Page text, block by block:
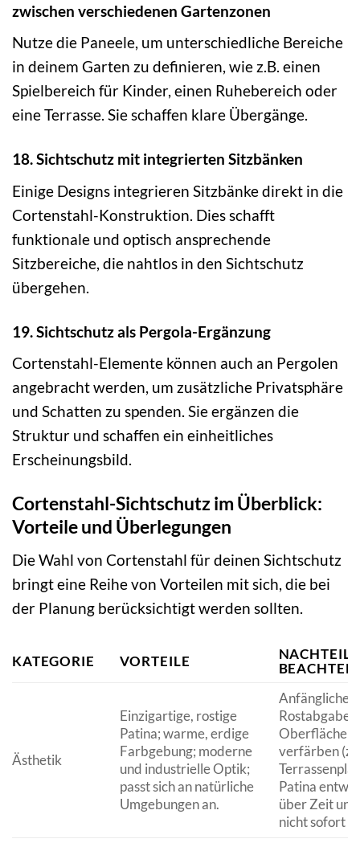
zwischen verschiedenen Gartenzonen
Nutze die Paneele, um unterschiedliche Bereiche
in deinem Garten zu definieren, wie z.B. einen
Spielbereich für Kinder, einen Ruhebereich oder
eine Terrasse. Sie schaffen klare Übergänge.
18. Sichtschutz mit integrierten Sitzbänken
Einige Designs integrieren Sitzbänke direkt in die
Cortenstahl-Konstruktion. Dies schafft
funktionale und optisch ansprechende
Sitzbereiche, die nahtlos in den Sichtschutz
übergehen.
19. Sichtschutz als Pergola-Ergänzung
Cortenstahl-Elemente können auch an Pergolen
angebracht werden, um zusätzliche Privatsphäre
und Schatten zu spenden. Sie ergänzen die
Struktur und schaffen ein einheitliches
Erscheinungsbild.
Cortenstahl-Sichtschutz im Überblick:
Vorteile und Überlegungen
Die Wahl von Cortenstahl für deinen Sichtschutz
bringt eine Reihe von Vorteilen mit sich, die bei
der Planung berücksichtigt werden sollten.
KATEGORIE VORTEILE
BEACHTEN
Ästhetik
Einzigartige, rostige
Patina; warme, erdige
Farbgebung; moderne
und industrielle Optik;
passt sich an natürliche
Umgebungen an.
Anfängliche
Rostabgabe
Oberflächen
verfärben
Patina
über Zeit
nicht sofort